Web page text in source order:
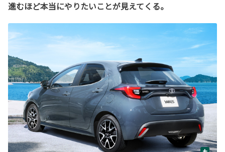
進むほど本当にやりたいことが見えてくる。